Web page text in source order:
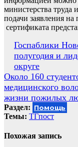
министерства труда
подачи заявления
сертификата
Навигация
по
записям
Госпаблики
полугодия и
округе
Около 160
медицинского
жизни пожилых
Раздел: Помощь
Темы: ТГпост
Похожая запись